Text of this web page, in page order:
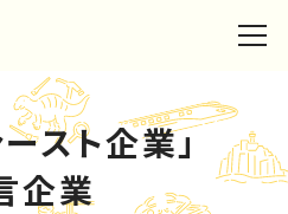
スト企業」
企業